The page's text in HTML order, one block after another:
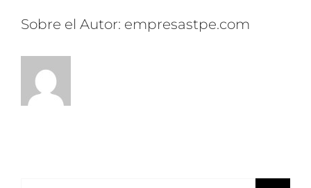
Sobre el Autor: empresastpe.com